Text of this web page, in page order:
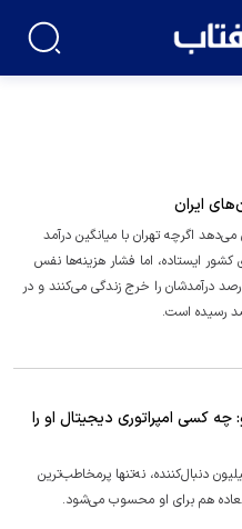
ایران
اقتصادی در بهمن ۱۴۰۴ نشان می‌دهد اگرچه تهران با میانگین درآمد
کشور ایستاده، اما فشار هزینه‌ها نفس
را بریده است؛ جایی که تهرانی‌ها ۸۰ درصد درآمدشان را خرج زندگی می‌کنند و در
چه کسی امپراتوری دیجیتال او را
کریستیانو رونالدو با بیش از ۶۶۰ میلیون دنبال‌کننده، نه‌تنها پرمخاطب‌ترین
هم برای او محسوب می‌شود.